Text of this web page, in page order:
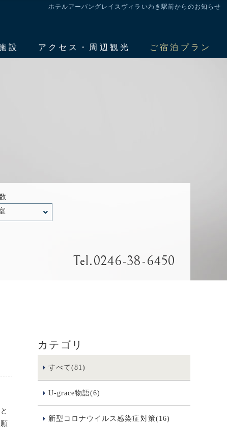
ホテルアーバングレイスヴィラいわき駅前からのお知らせ
設 アクセス・周辺観光 ご宿泊プラン
Tel.0246-38-6450
カテゴリ
すべて(81)
U-grace物語(6)
新型コロナウイルス感染症対策(16)